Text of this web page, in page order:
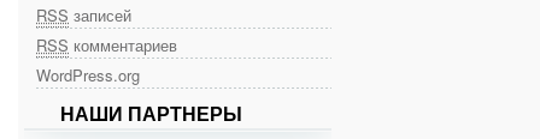
RSS записей
RSS комментариев
WordPress.org
НАШИ ПАРТНЕРЫ